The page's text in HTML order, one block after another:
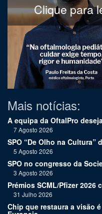
Clique para
Mais notícias:
A equipa da OftalPro
7 Agosto 2026
SPO “De Olho na Cultura”
5 Agosto 2026
SPO no congresso da
3 Agosto 2026
Prémios SCML/Pfizer
31 Julho 2026
Chip que restaura a visão